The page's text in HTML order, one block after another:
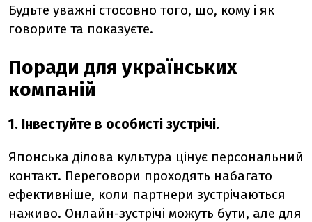
Будьте уважні стосовно того, що, кому і як
говорите та показуєте.
Поради для українських
компаній
1. Інвестуйте в особисті зустрічі.
Японська ділова культура цінує персональний
контакт. Переговори проходять набагато
ефективніше, коли партнери зустрічаються
наживо. Онлайн-зустрічі можуть бути, але для